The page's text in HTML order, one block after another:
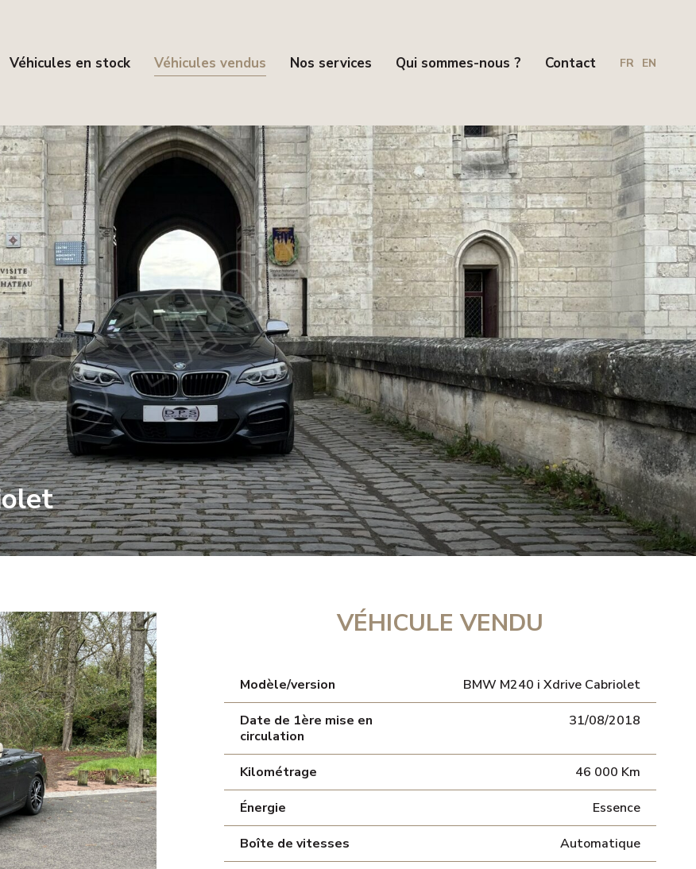
Véhicules en stock Véhicules vendus Nos services Qui sommes-nous ? Contact FR EN
VÉHICULE VENDU
Modèle/version BMW M240 i Xdrive Cabriolet
Date de 1ère mise en
circulation
31/08/2018
Kilométrage 46 000 Km
Énergie Essence
Boîte de vitesses Automatique